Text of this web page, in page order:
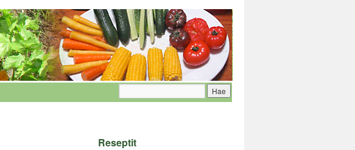
Reseptit